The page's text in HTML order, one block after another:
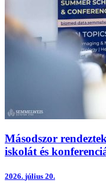
Másodszor
iskolát és
2026. július 20.